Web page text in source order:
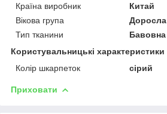
Країна виробник
Китай
Вікова група
Доросла
Тип тканини
Бавовна
Користувальницькі характеристики
Колір шкарпеток
сірий
Приховати